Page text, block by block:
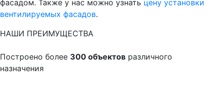
фасадом. Также у нас можно узнать цену установки
вентилируемых фасадов.
НАШИ ПРЕИМУЩЕСТВА
Построено более 300 объектов различного
назначения